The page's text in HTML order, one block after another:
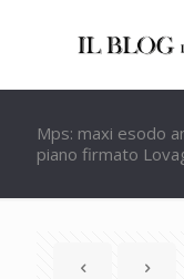
Mps: maxi esodo
piano firmato